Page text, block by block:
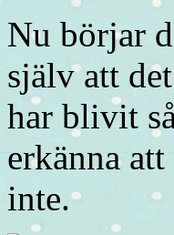
Nu börjar
själv att
har blivit
erkänna
inte.